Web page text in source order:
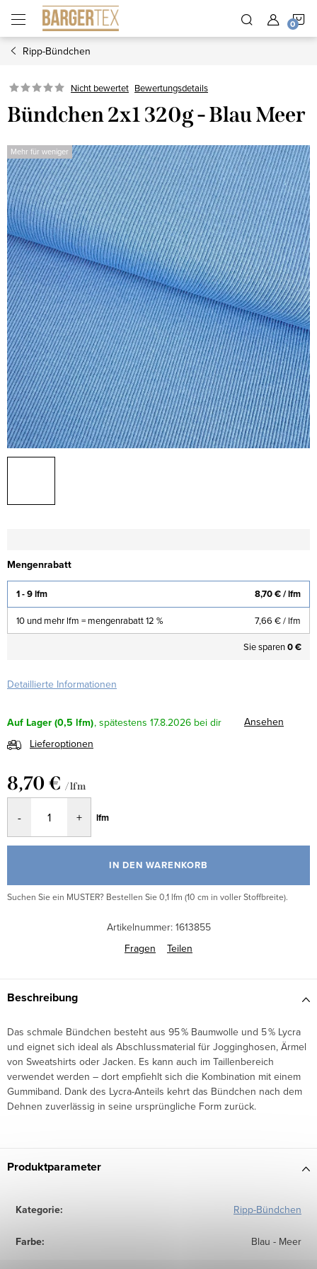
Inhalt
springen
Ripp-Bündchen
Nicht bewertet Bewertungsdetails
Bündchen 2x1 320g - Blau Meer
Mehr für weniger
Mengenrabatt
1 - 9 lfm 8,70 €/ lfm
10 und mehr lfm = mengenrabatt 12 % 7,66 €/ lfm
Sie sparen0 €
Detaillierte Informationen
Auf Lager(0,5 lfm) 17.8.2026
Ansehen
Lieferoptionen
8,70 € / lfm
lfm
IN DEN WARENKORB
Suchen Sie ein MUSTER? Bestellen Sie 0,1 lfm (10 cm in voller Stoffbreite).
Artikelnummer: 1613855
Fragen
Teilen
Beschreibung
Das schmale Bündchen besteht aus 95 % Baumwolle und 5 % Lycra
und eignet sich ideal als Abschlussmaterial für Jogginghosen, Ärmel
von Sweatshirts oder Jacken. Es kann auch im Taillenbereich
verwendet werden – dort empfiehlt sich die Kombination mit einem
Gummiband. Dank des Lycra-Anteils kehrt das Bündchen nach dem
Dehnen zuverlässig in seine ursprüngliche Form zurück.
Produktparameter
Kategorie: Ripp-Bündchen
Farbe: Blau - Meer